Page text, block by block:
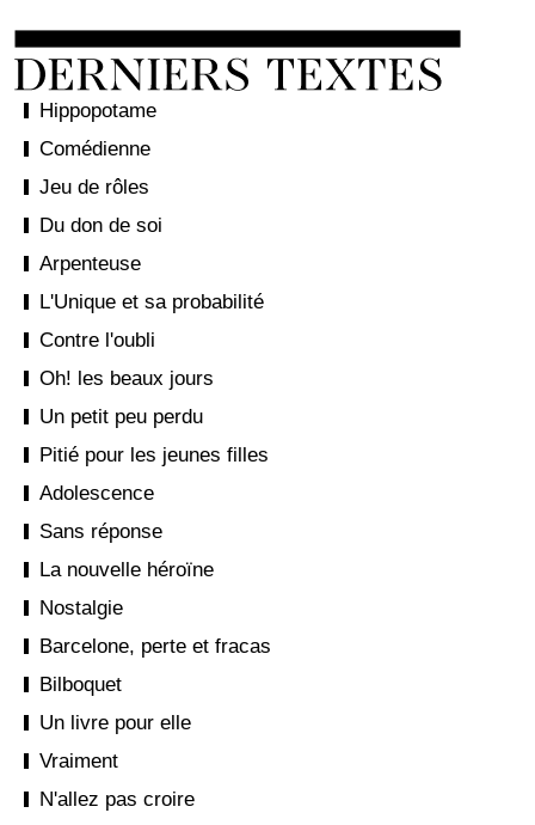
Hippopotame
Comédienne
Jeu de rôles
Du don de soi
Arpenteuse
L'Unique et sa probabilité
Contre l'oubli
Oh! les beaux jours
Un petit peu perdu
Pitié pour les jeunes filles
Adolescence
Sans réponse
La nouvelle héroïne
Nostalgie
Barcelone, perte et fracas
Bilboquet
Un livre pour elle
Vraiment
N'allez pas croire